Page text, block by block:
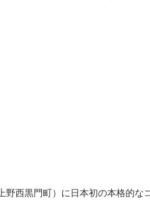
野西黒門町）に日本初の本格的な